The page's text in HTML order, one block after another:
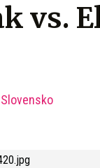
vs.
Slovensko